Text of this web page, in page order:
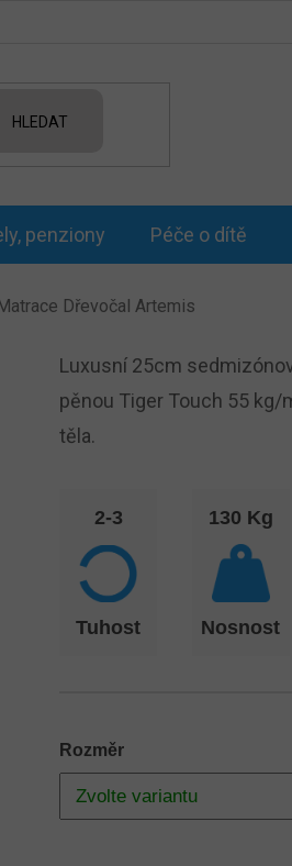
HLEDAT
penziony Péče o dítě
Dřevočal Artemis
Rozměr
Luxusní 25cm
pěnou Tiger Touch 55 kg/
těla.
2-3
Tuhost
130 Kg
Nosnost